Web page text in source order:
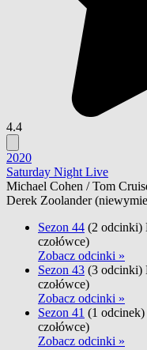
4.4
2020
Saturday Night Live
Michael Cohen / Tom
Derek Zoolander
Sezon 44 (2 odcinki)
czołówce)
Zobacz odcinki »
Sezon 43 (3 odcinki)
czołówce)
Zobacz odcinki »
Sezon 41 (1 odcinek)
czołówce)
Zobacz odcinki »